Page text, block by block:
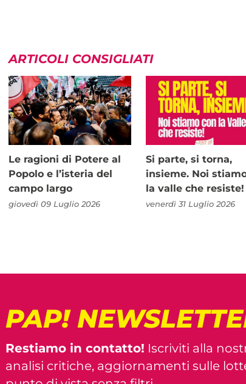
ARTICOLI CONSIGLIATI
Le ragioni di Potere al
Popolo e l’isteria del
campo largo
giovedì 09 Luglio 2026
Si parte, si torna,
insieme. Noi
la valle che resiste!
venerdì 31 Luglio 2026
PAP!
Restiamo in contatto! Iscriviti alla
analisi critiche, aggiornamenti sulle